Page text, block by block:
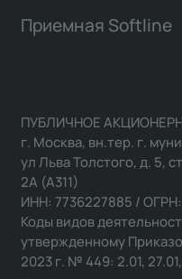
Приемная Softline
ПУБЛИЧНОЕ
г. Москва, вн.тер. г.
ул Льва Толстого, д. 5,
2А (А311)
ИНН: 7736227885 /
Коды видов
утвержденному
2023 г. № 449: 2.01,